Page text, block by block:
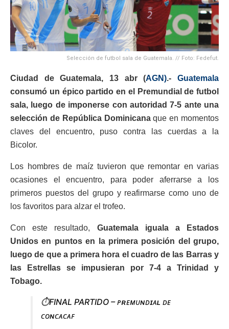
Selección de futbol sala de Guatemala. // Foto: Fedefut.
Ciudad de Guatemala, 13 abr (AGN).-Guatemala
consumó un épico partido en el Premundial de futbol
sala, luego de imponerse con autoridad 7-5 ante una
selección de República Dominicanaque en momentos
claves del encuentro, puso contra las cuerdas a la
Bicolor.
Los hombres de maíz tuvieron que remontar en varias
ocasiones el encuentro, para poder aferrarse a los
primeros puestos del grupo y reafirmarse como uno de
los favoritos para alzar el trofeo.
Con este resultado, Guatemala iguala a Estados
Unidos en puntos en la primera posición del grupo,
luego de que a primera hora el cuadro de las Barras y
las Estrellas se impusieran por 7-4 a Trinidad y
Tobago.
⏱️FINAL PARTIDO – ᴘʀᴇᴍᴜɴᴅɪᴀʟ ᴅᴇ
ᴄᴏɴᴄᴀᴄᴀꜰ